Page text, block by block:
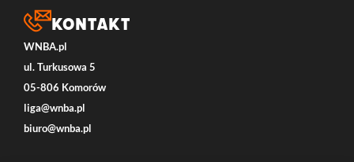
Kontakt
WNBA.pl
ul. Turkusowa 5
05-806 Komorów
liga@wnba.pl
biuro@wnba.pl